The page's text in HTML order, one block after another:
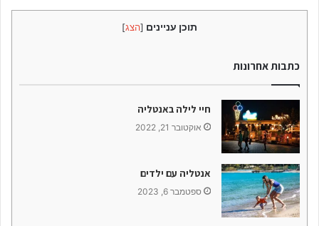
תוכן עניינים [הצג]
כתבות אחרונות
חיי לילה באנטליה
אוקטובר 21, 2022
אנטליה עם ילדים
ספטמבר 6, 2023